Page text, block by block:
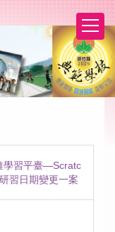
學習平臺—Scratc
習日期變更一案